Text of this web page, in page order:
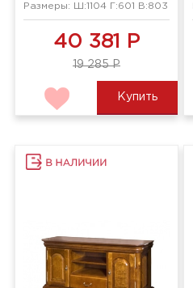
Размеры: Ш:1104 Г:601 В:803 мм
40 381 Р
19 285 Р
Купить